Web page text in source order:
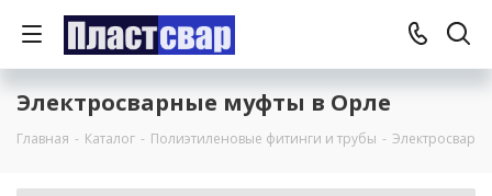
Электросварные муфты в Орле
Главная - Каталог - Полиэтиленовые фитинги и трубы -